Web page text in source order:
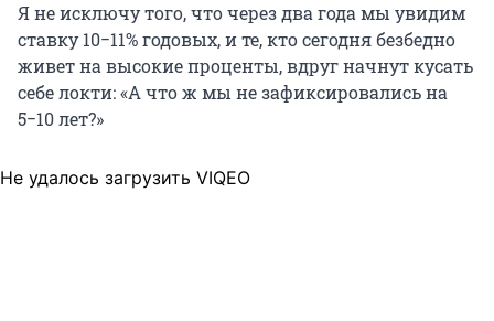
Я не исключу того, что через два года мы увидим
ставку 10−11% годовых, и те, кто сегодня безбедно
живет на высокие проценты, вдруг начнут кусать
себе локти: «А что ж мы не зафиксировались на
5−10 лет?»
Не удалось загрузить VIQEO